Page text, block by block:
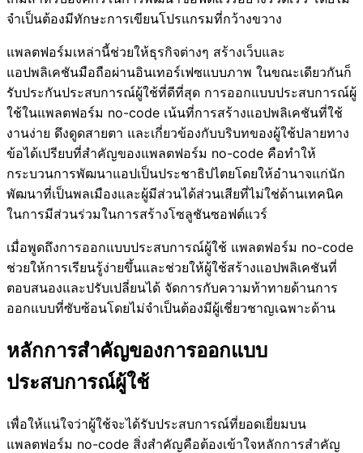
จำเป็นต้องมีทักษะการเขียนโปรแกรมที่กว้างขวาง
แพลตฟอร์มเหล่านี้ช่วยให้ธุรกิจต่างๆ สร้างเว็บและ
แอปพลิเคชันมือถือผ่านอินเทอร์เฟซแบบภาพ ในขณะเดียวกันก็
รับประกันประสบการณ์ผู้ใช้ที่ดีที่สุด การออกแบบประสบการณ์ผู้
ใช้ในแพลตฟอร์ม no-code เน้นที่การสร้างแอปพลิเคชันที่ใช้
งานง่าย ดึงดูดสายตา และเกี่ยวข้องกับบริบทของผู้ใช้ปลายทาง
ข้อได้เปรียบที่สำคัญของแพลตฟอร์ม no-code คือทำให้
กระบวนการพัฒนาแอปเป็นประชาธิปไตยโดยให้อำนาจแก่นัก
พัฒนาที่เป็นพลเมืองและผู้มีส่วนได้ส่วนเสียที่ไม่ใช่ด้านเทคนิค
ในการมีส่วนร่วมในการสร้างโซลูชันซอฟต์แวร์
เมื่อพูดถึงการออกแบบประสบการณ์ผู้ใช้ แพลตฟอร์ม no-code
ช่วยให้การเรียนรู้ง่ายขึ้นและช่วยให้ผู้ใช้สร้างแอปพลิเคชันที่
ตอบสนองและปรับเปลี่ยนได้ จัดการกับความท้าทายด้านการ
ออกแบบที่ซับซ้อนโดยไม่จำเป็นต้องมีผู้เชี่ยวชาญเฉพาะด้าน
หลักการสำคัญของการออกแบบ
ประสบการณ์ผู้ใช้
เพื่อให้แน่ใจว่าผู้ใช้จะได้รับประสบการณ์ที่ยอดเยี่ยมบน
แพลตฟอร์ม no-code สิ่งสำคัญคือต้องเข้าใจหลักการสำคัญ